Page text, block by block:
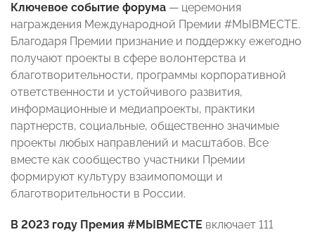
Ключевое событие форума — церемония
награждения Международной Премии #МЫВМЕСТЕ.
Благодаря Премии признание и поддержку ежегодно
получают проекты в сфере волонтерства и
благотворительности, программы корпоративной
ответственности и устойчивого развития,
информационные и медиапроекты, практики
партнерств, социальные, общественно значимые
проекты любых направлений и масштабов. Все
вместе как сообщество участники Премии
формируют культуру взаимопомощи и
благотворительности в России.
В 2023 году Премия #МЫВМЕСТЕ включает 111